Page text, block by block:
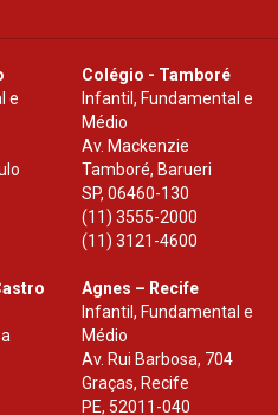
e
Colégio - Tamboré
Infantil, Fundamental e
Médio
Av. Mackenzie
Tamboré, Barueri
SP,06460-130
(11) 3555-2000
(11) 3121-4600
Agnes – Recife
Infantil, Fundamental e
Médio
Av. Rui Barbosa, 704
Graças, Recife
PE, 52011-040